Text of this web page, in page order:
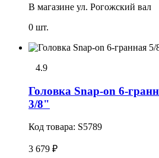
В магазине ул. Рогожский вал
0 шт.
4.9
Головка Snap-on 6-
3/8"
Код товара: S5789
3 679 ₽